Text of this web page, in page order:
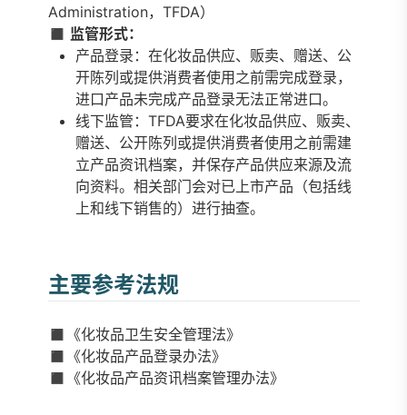
Administration，TFDA）
◼️ 监管形式：
产品登录：在化妆品供应、贩卖、赠送、公
开陈列或提供消费者使用之前需完成登录，
进口产品未完成产品登录无法正常进口。
线下监管：TFDA要求在化妆品供应、贩卖、
赠送、公开陈列或提供消费者使用之前需建
立产品资讯档案，并保存产品供应来源及流
向资料。相关部门会对已上市产品（包括线
上和线下销售的）进行抽查。
主要参考法规
◼️《化妆品卫生安全管理法》
◼️《化妆品产品登录办法》
◼️《化妆品产品资讯档案管理办法》